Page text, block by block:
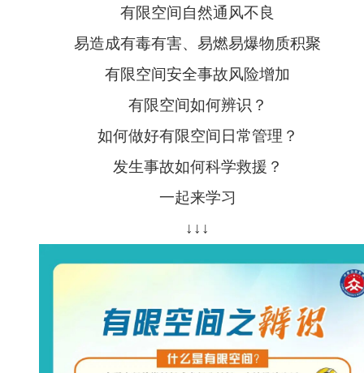
发生事故如何科学救援？
一起来学习
↓↓↓